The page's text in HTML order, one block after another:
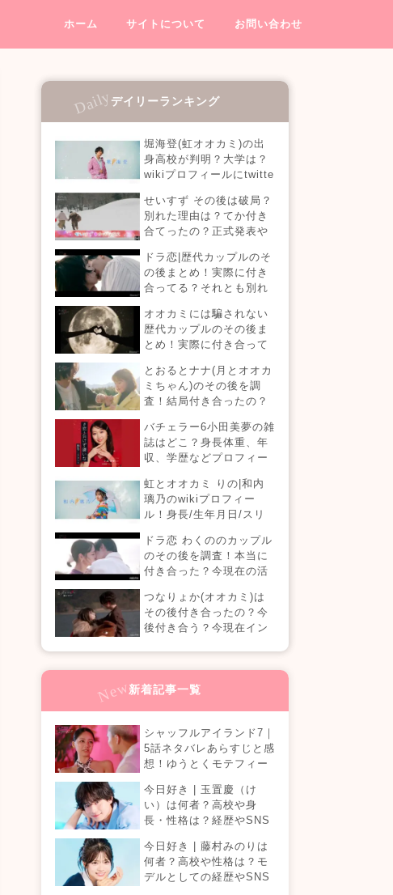
ホーム サイトについて お問い合わせ
デイリーランキング
堀海登(虹オオカミ)の出
身高校が判明？大学は？
wikiプロフィールにtwitte
オカミには騙されない】
せいすず その後は破局？
別れた理由は？てか付き
合てったの？正式発表や
ドラ恋|歴代カップルのそ
の後まとめ！実際に付き
合ってる？それとも別れ
【恋愛ドラマな恋がした
い】
オオカミには騙されない
歴代カップルのその後ま
とめ！実際に付き合って
現在の活動は？
とおるとナナ(月とオオカ
ミちゃん)のその後を調
査！結局付き合ったの？
バチェラー6小田美夢の雑
誌はどこ？身長体重、年
収、学歴などプロフィー
虹とオオカミ りの|和内
璃乃のwikiプロフィー
ル！身長/生年月日/スリ
ドラ恋 わくののカップル
のその後を調査！本当に
付き合った？今現在の活
つなりょか(オオカミ)は
その後付き合ったの？今
後付き合う？今現在イン
新着記事一覧
シャッフルアイランド7｜
5話ネタバレあらすじと感
想！ゆうとくモテフィー
ったが暴走！？
今日好き | 玉置慶（け
い）は何者？高校や身
長・性格は？経歴やSNS
今日好き | 藤村みのりは
何者？高校や性格は？モ
デルとしての経歴やSNS